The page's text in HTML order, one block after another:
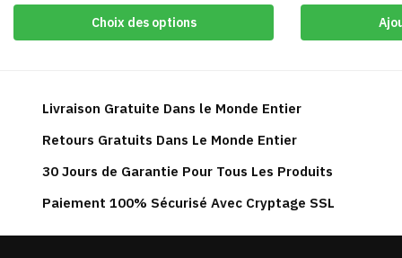
Choix des options
Ce
produit
variations.
options
peuvent
choisies
sur
Livraison Gratuite Dans le Monde Entier
Retours Gratuits Dans Le Monde Entier
30 Jours de Garantie Pour Tous Les Produits
Paiement 100% Sécurisé Avec Cryptage SSL